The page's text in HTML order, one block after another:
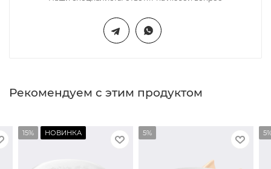
Рекомендуем с этим продуктом
15% НОВИНКА 5%